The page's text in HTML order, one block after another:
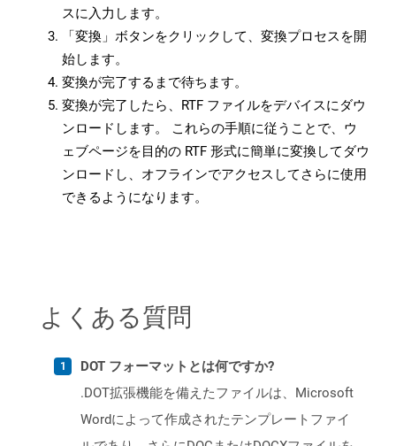
スに入力します。
「変換」ボタンをクリックして、変換プロセスを開
始します。
変換が完了するまで待ちます。
変換が完了したら、RTF ファイルをデバイスにダウ
ンロードします。 これらの手順に従うことで、ウ
ェブページを目的の RTF 形式に簡単に変換してダウ
ンロードし、オフラインでアクセスしてさらに使用
できるようになります。
よくある質問
DOT フォーマットとは何ですか?
.DOT拡張機能を備えたファイルは、Microsoft
Wordによって作成されたテンプレートファイ